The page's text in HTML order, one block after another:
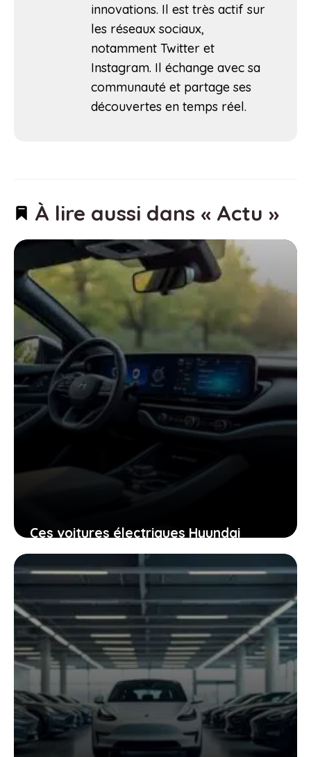
innovations. Il est très actif sur
les réseaux sociaux,
notamment Twitter et
Instagram. Il échange avec sa
communauté et partage ses
découvertes en temps réel.
À lire aussi dans « Actu »
Ces voitures électriques Hyundai
accessibles qui vont changer la façon
dont vous vous déplacez
8 janvier 2026